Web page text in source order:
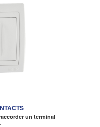
un terminal